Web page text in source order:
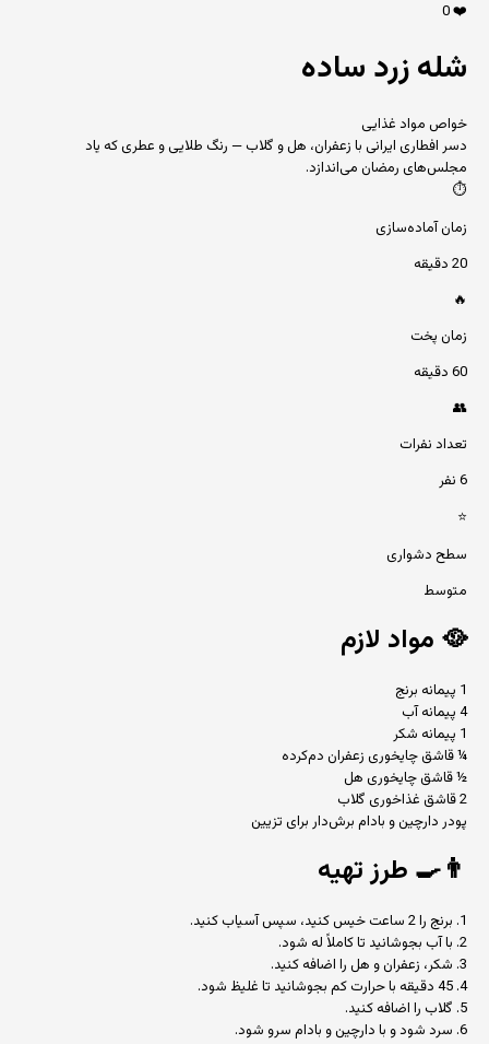
❤️
0
شله زرد ساده
خواص مواد غذایی
دسر افطاری ایرانی با زعفران، هل و گلاب — رنگ طلایی و عطری که یاد
مجلس‌های رمضان می‌اندازد.
⏱️
زمان آماده‌سازی
20 دقیقه
🔥
زمان پخت
60 دقیقه
👥
تعداد نفرات
6 نفر
⭐
سطح دشواری
متوسط
🥘 مواد لازم
1 پیمانه برنج
4 پیمانه آب
1 پیمانه شکر
¼ قاشق چایخوری زعفران دم‌کرده
½ قاشق چایخوری هل
2 قاشق غذاخوری گلاب
پودر دارچین و بادام برش‌دار برای تزیین
👨‍🍳 طرز تهیه
1. برنج را 2 ساعت خیس کنید، سپس آسیاب کنید.
2. با آب بجوشانید تا کاملاً له شود.
3. شکر، زعفران و هل را اضافه کنید.
4. 45 دقیقه با حرارت کم بجوشانید تا غلیظ شود.
5. گلاب را اضافه کنید.
6. سرد شود و با دارچین و بادام سرو شود.